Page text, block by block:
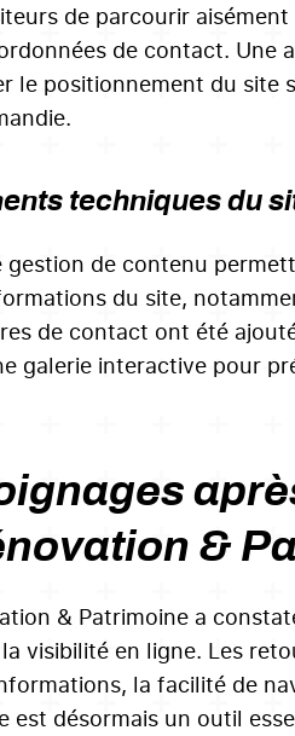
de parcourir
de contact.
le positionnement du
techniques du
de contenu
du site,
de contact ont été
galerie interactive pour
&
& Patrimoine a
visibilité en ligne. Les
la facilité de
est désormais un outil